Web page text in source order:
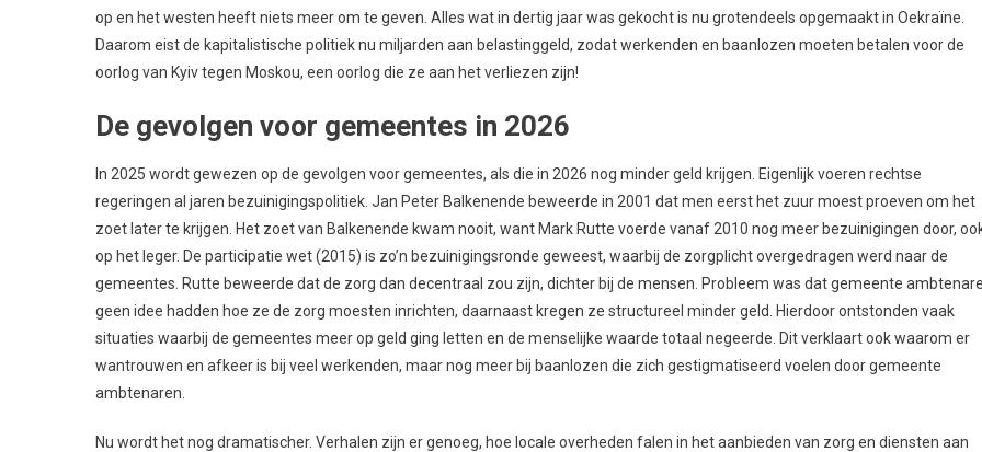
op en het westen heeft niets meer om te geven. Alles wat in dertig jaar was gekocht is nu grotendeels opgemaakt in Oekraïne.
Daarom eist de kapitalistische politiek nu miljarden aan belastinggeld, zodat werkenden en baanlozen moeten betalen voor de
oorlog van Kyiv tegen Moskou, een oorlog die ze aan het verliezen zijn!
De gevolgen voor gemeentes in 2026
In 2025 wordt gewezen op de gevolgen voor gemeentes, als die in 2026 nog minder geld krijgen. Eigenlijk voeren rechtse
regeringen al jaren bezuinigingspolitiek. Jan Peter Balkenende beweerde in 2001 dat men eerst het zuur moest proeven om het
zoet later te krijgen. Het zoet van Balkenende kwam nooit, want Mark Rutte voerde vanaf 2010 nog meer bezuinigingen door,
op het leger. De participatie wet (2015) is zo’n bezuinigingsronde geweest, waarbij de zorgplicht overgedragen werd naar de
gemeentes. Rutte beweerde dat de zorg dan decentraal zou zijn, dichter bij de mensen. Probleem was dat gemeente
geen idee hadden hoe ze de zorg moesten inrichten, daarnaast kregen ze structureel minder geld. Hierdoor ontstonden vaak
situaties waarbij de gemeentes meer op geld ging letten en de menselijke waarde totaal negeerde. Dit verklaart ook waarom er
wantrouwen en afkeer is bij veel werkenden, maar nog meer bij baanlozen die zich gestigmatiseerd voelen door gemeente
ambtenaren.
Nu wordt het nog dramatischer. Verhalen zijn er genoeg, hoe locale overheden falen in het aanbieden van zorg en diensten aan